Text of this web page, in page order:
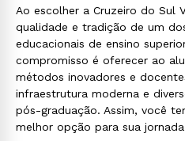
Ao escolher a Cruzeiro do Sul
qualidade e tradição de um
educacionais de ensino
compromisso é oferecer ao
métodos inovadores e
infraestrutura moderna e
pós-graduação. Assim, você
melhor opção para sua
Rápido e fácil
WhatsApp
ou